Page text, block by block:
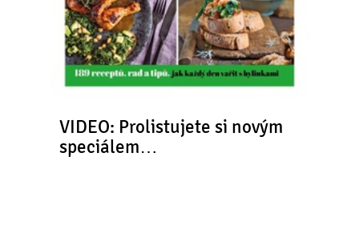
VIDEO: Prolistujete si novým
speciálem…